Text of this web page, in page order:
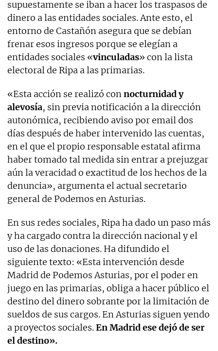
supuestamente se iban a hacer los traspasos de
dinero a las entidades sociales. Ante esto, el
entorno de Castañón asegura que se debían
frenar esos ingresos porque se elegían a
entidades sociales «vinculadas» con la lista
electoral de Ripa a las primarias.
«Esta acción se realizó connocturnidad y
alevosía, sin previa notificación a la dirección
autonómica, recibiendo aviso por email dos
días después de haber intervenido las cuentas,
en el que el propio responsable estatal afirma
haber tomado tal medida sin entrar a prejuzgar
aún la veracidad o exactitud de los hechos de la
denuncia», argumenta el actual secretario
general de Podemos en Asturias.
En sus redes sociales, Ripa ha dado un paso más
y ha cargado contra la dirección nacional y el
uso de las donaciones. Ha difundido el
siguiente texto: «Esta intervención desde
Madrid de Podemos Asturias, por el poder en
juego en las primarias, obliga a hacer público el
destino del dinero sobrante por la limitación de
sueldos de sus cargos. En Asturias siguen yendo
a proyectos sociales.En Madrid ese dejó de ser
el destino».